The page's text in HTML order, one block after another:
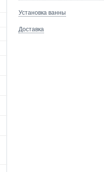
Установка ванны
Доставка